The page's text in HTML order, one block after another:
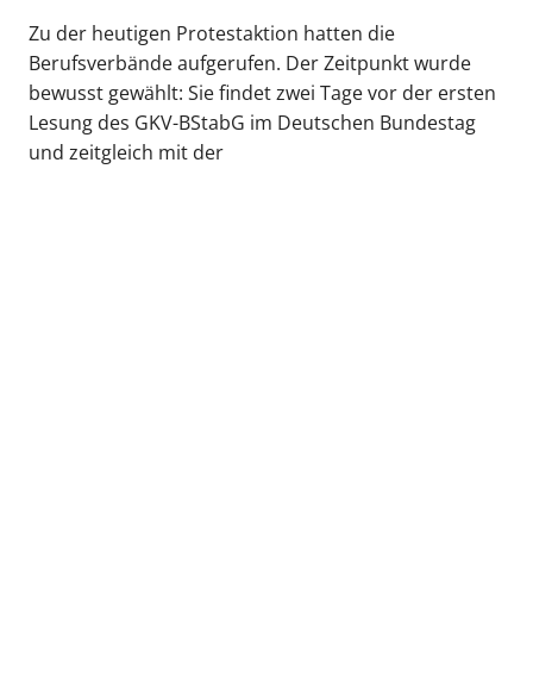
Zu der heutigen Protestaktion hatten die
Berufsverbände aufgerufen. Der Zeitpunkt wurde
bewusst gewählt: Sie findet zwei Tage vor der ersten
Lesung des GKV-BStabG im Deutschen Bundestag
und zeitgleich mit der